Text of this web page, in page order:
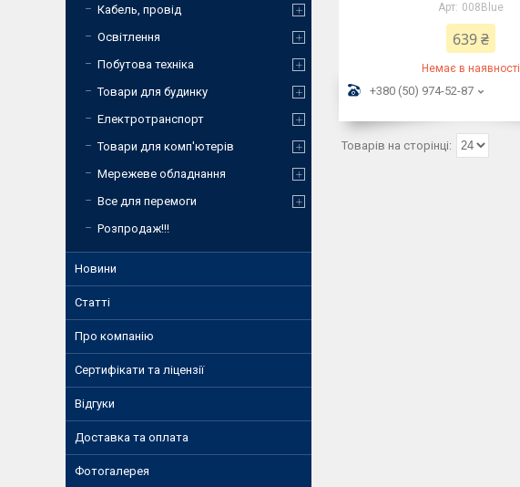
008Blue
639 ₴
Немає в наявності
+380 (50) 974-52-87
Кабель, провід
Освітлення
Побутова техніка
Товари для будинку
Електротранспорт
Товари для комп'ютерів
Мережеве обладнання
Все для перемоги
Розпродаж!!!
Новини
Статті
Про компанію
Сертифікати та ліцензії
Відгуки
Доставка та оплата
Фотогалерея